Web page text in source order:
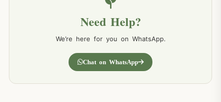
Need Help?
We’re here for you on WhatsApp.
Chat on WhatsApp